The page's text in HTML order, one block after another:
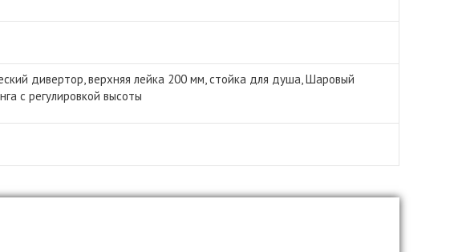
дивертор, верхняя лейка 200 мм, стойка для душа, Шаровый
с регулировкой высоты